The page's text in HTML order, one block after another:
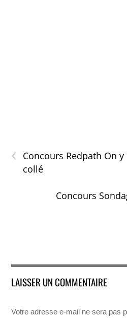
‹
Concours Redpath On
collé
Concours
LAISSER UN COMMENTAIRE
Votre adresse e-mail ne sera pas